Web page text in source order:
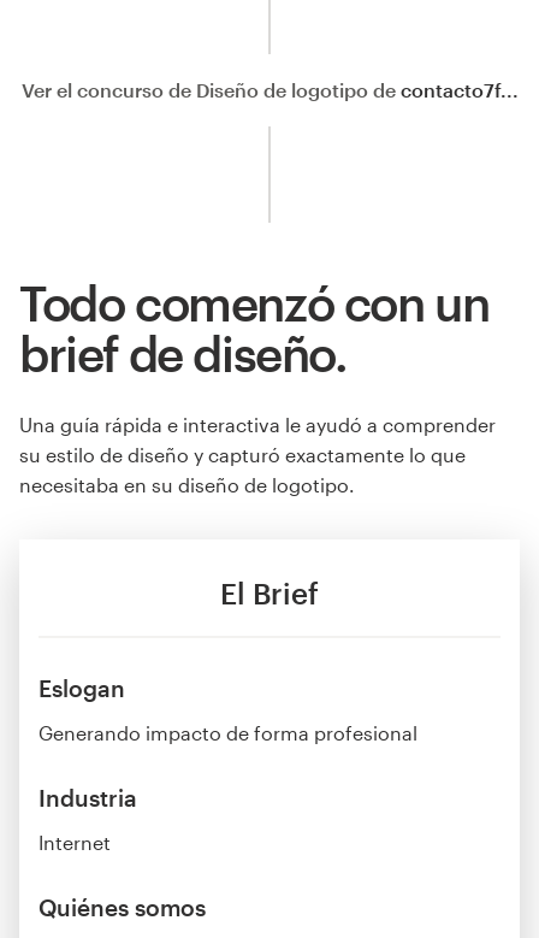
Ver el concurso de Diseño de logotipo de contacto7f...
El Brief
Eslogan
Generando impacto de forma profesional
Industria
Internet
Quiénes somos
Todo comenzó con un
brief de diseño.
Una guía rápida e interactiva le ayudó a comprender
su estilo de diseño y capturó exactamente lo que
necesitaba en su diseño de logotipo.